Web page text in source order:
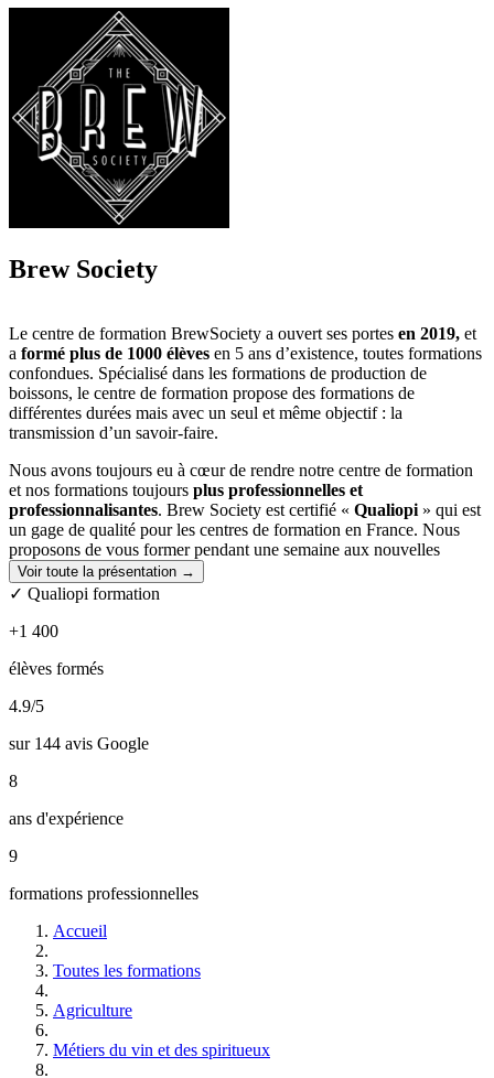
Brew Society
Le centre de formation BrewSociety a ouvert ses portes en 2019, et
a formé plus de 1000 élèves en 5 ans d’existence, toutes formations
confondues. Spécialisé dans les formations de production de
boissons, le centre de formation propose des formations de
différentes durées mais avec un seul et même objectif : la
transmission d’un savoir-faire.
Nous avons toujours eu à cœur de rendre notre centre de formation
et nos formations toujours plus professionnelles et
professionnalisantes. Brew Society est certifié « Qualiopi » qui est
un gage de qualité pour les centres de formation en France. Nous
proposons de vous former pendant une semaine aux nouvelles
tendances : boissons sans alcool.
La qualité de nos formations est notre priorité absolue. C’est
pourquoi chaque formateur a été sélectionné en fonction de son
d'une
BrewSociety vous forme au
formation
dimensionner votre salle et nous vous formons directement sur votre
Voir toute la présentation →
✓ Qualiopi formation
+1 400
élèves formés
4.9/5
sur 144 avis Google
8
ans d'expérience
9
formations professionnelles
Accueil
Toutes les formations
Agriculture
Métiers du vin et des spiritueux